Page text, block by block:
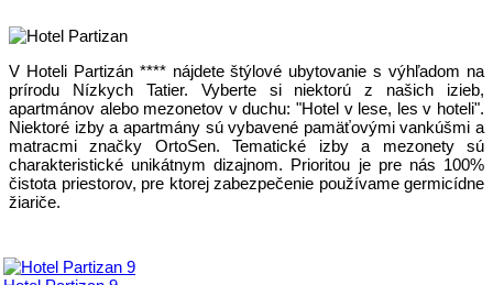
V Hoteli Partizán **** nájdete štýlové ubytovanie s výhľadom na
prírodu Nízkych Tatier. Vyberte si niektorú z našich izieb,
apartmánov alebo mezonetov v duchu: "Hotel v lese, les v hoteli".
Niektoré izby a apartmány sú vybavené pamäťovými vankúšmi a
matracmi značky OrtoSen. Tematické izby a mezonety sú
charakteristické unikátnym dizajnom. Prioritou je pre nás 100%
čistota priestorov, pre ktorej zabezpečenie používame germicídne
žiariče.